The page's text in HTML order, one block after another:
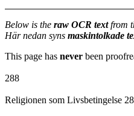
Below is the raw OCR textfrom
Här nedan syns maskintolkade
This page has never been
288
Religionen som Livsbetingelse